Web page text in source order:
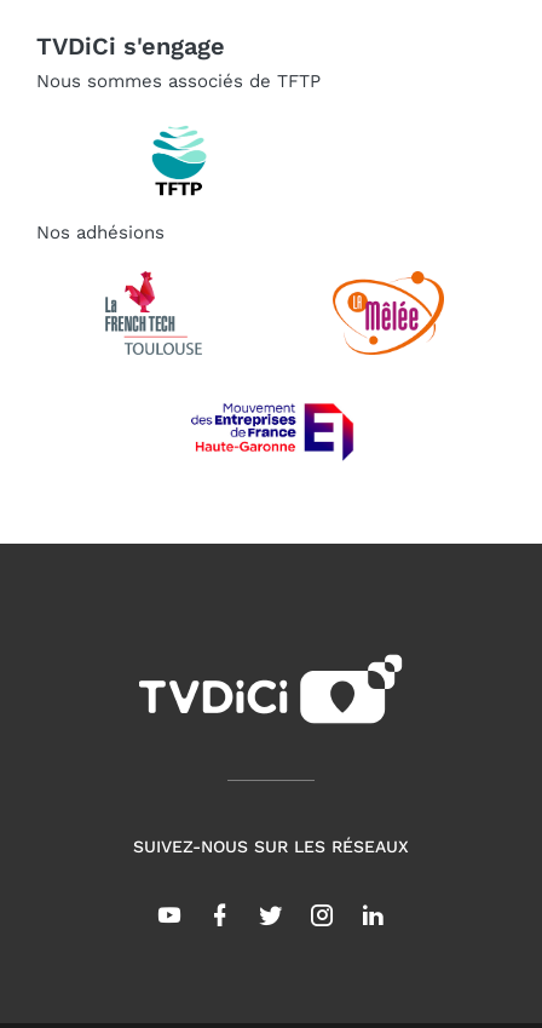
TVDiCi s'engage
Nous sommes associés de TFTP
Nos adhésions
SUIVEZ-NOUS SUR LES RÉSEAUX